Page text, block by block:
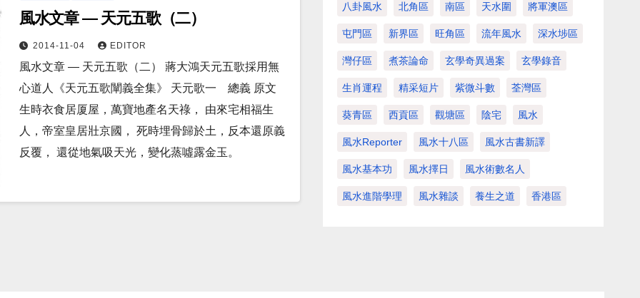
風水文章 — 天元五歌（二）
2014-11-04 EDITOR
風水文章 — 天元五歌（二） 蔣大鴻天元五歌採用無
心道人《天元五歌闡義全集》 天元歌一 總義 原文
生時衣食居厦屋，萬寶地產名天祿， 由來宅相福生
人，帝室皇居壯京國， 死時埋骨歸於土，反本還原義
反覆， 還從地氣吸天光，變化蒸噓露金玉。
八卦風水 北角區 南區 天水圍 將軍澳區
屯門區 新界區 旺角區 流年風水 深水埗區
灣仔區 煮茶論命 玄學奇異過案 玄學錄音
生肖運程 精采短片 紫微斗數 荃灣區
葵青區 西貢區 觀塘區 陰宅 風水
風水Reporter 風水十八區 風水古書新譯
風水基本功 風水擇日 風水術數名人
風水進階學理 風水雜談 養生之道 香港區